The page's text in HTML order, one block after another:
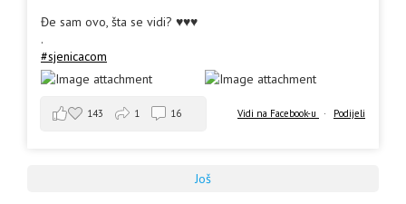
Đe sam ovo, šta se vidi? ♥️♥️♥️
.
#sjenicacom
Vidi na Facebook-u · Podijeli
143 1 16
Još